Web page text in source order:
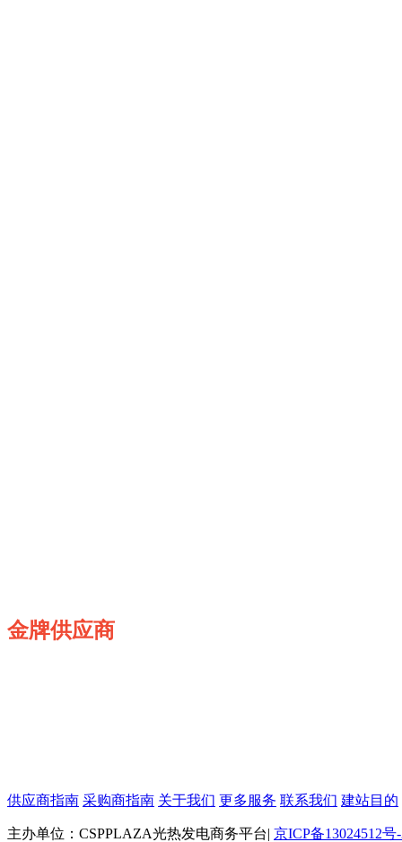
金牌供应商
供应商指南 采购商指南 关于我们 更多服务 联系我们 建站目的
主办单位：CSPPLAZA光热发电商务平台| 京ICP备13024512号